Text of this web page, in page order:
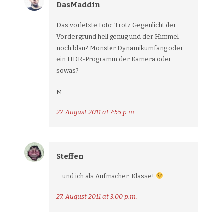
DasMaddin
Das vorletzte Foto: Trotz Gegenlicht der
Vordergrund hell genug und der Himmel
noch blau? Monster Dynamikumfang oder
ein HDR-Programm der Kamera oder
sowas?
M.
27. August 2011 at 7:55 p.m.
Steffen
… und ich als Aufmacher. Klasse!
27. August 2011 at 3:00 p.m.